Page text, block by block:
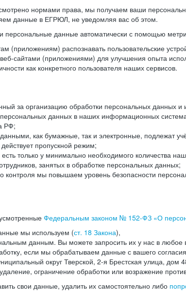
нормами права, мы получаем ваши
данные в ЕГРЮЛ, не уведомляя вас об этом.
персональные данные автоматически с помощью
(приложениям) распознавать пользовательские
веб-сайтами (приложениями) для улучшения опыта
как конкретного пользователя наших сервисов.
за организацию обработки персональных данных и
данных в наших информационных
РФ;
как бумажные, так и электронные, подлежат
пропускной режим;
только у минимально необходимого количества
занятых в обработке персональных данных;
мы повышаем уровень безопасности
Федеральным законом № 152-ФЗ «О
мы используем (ст. 18 Закона),
данным. Вы можете запросить их у нас в любое
если мы обрабатываем данные с вашего
округ Тверской, 2-я Брестская улица,
ограничение обработки или возражение
свои данные, удалить их самостоятельно либо